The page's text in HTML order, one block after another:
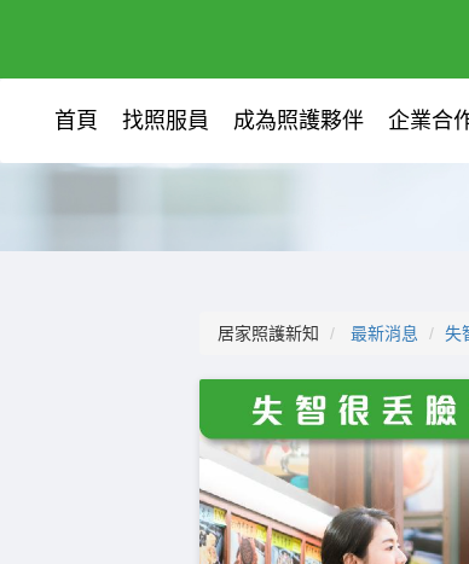
首頁 找照服員 成為照護夥伴 企業合
居家照護新知 最新消息 失